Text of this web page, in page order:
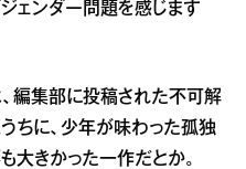
ェンダー問題を感じます
、編集部に投稿された不可解
ちに、少年が味わった孤独
大きかった一作だとか。